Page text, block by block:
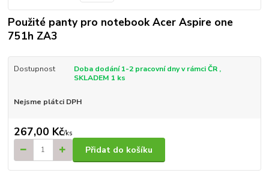
Použité panty pro notebook Acer Aspire one
751h ZA3
Dostupnost
Doba dodání 1-2 pracovní dny v rámci ČR ,
SKLADEM 1 ks
Nejsme plátci DPH
267,00 Kč/ks
Přidat do košíku